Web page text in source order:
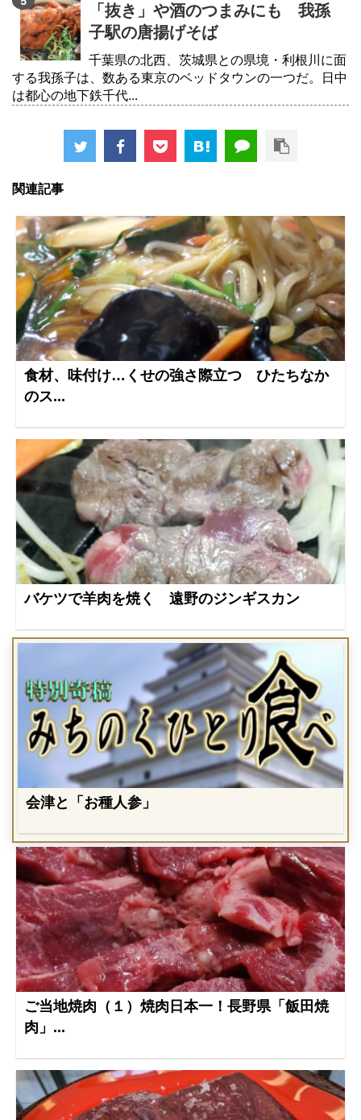
「抜き」や酒のつまみにも 我孫
子駅の唐揚げそば
千葉県の北西、茨城県との県境・利根川に面
する我孫子は、数ある東京のベッドタウンの一つだ。日中
は都心の地下鉄千代...
関連記事
食材、味付け…くせの強さ際立つ ひたちなか
のス...
バケツで羊肉を焼く 遠野のジンギスカン
会津と「お種人参」
ご当地焼肉（１）焼肉日本一！長野県「飯田焼
肉」...